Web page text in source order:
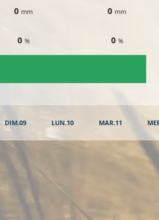
0 mm
0 %
0 mm
0 %
DIM.09 LUN.10 MAR.11